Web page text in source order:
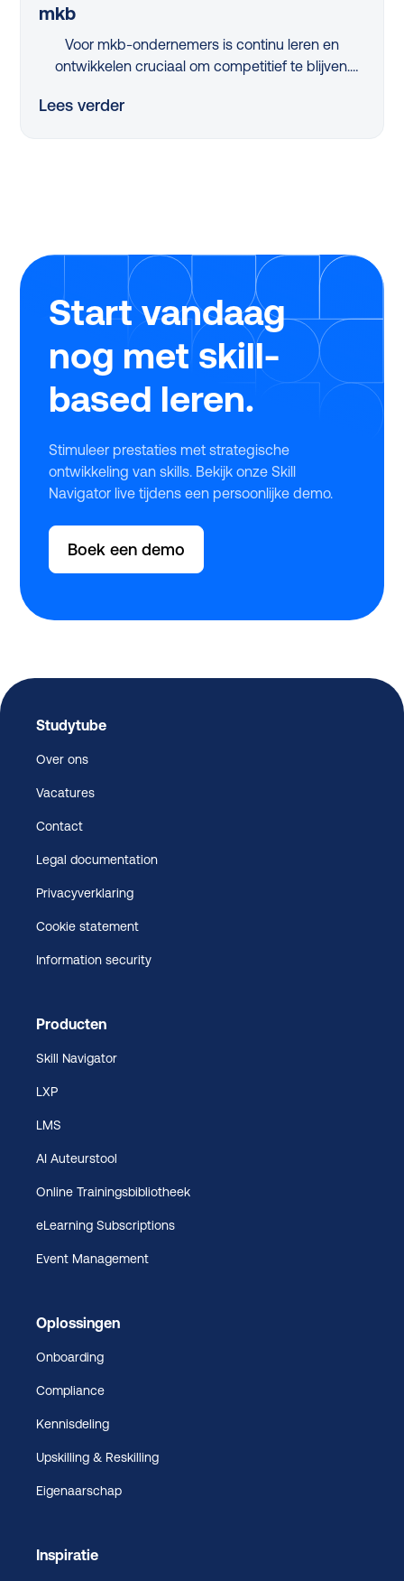
mkb
Voor mkb-ondernemers is continu leren en
ontwikkelen cruciaal om competitief te blijven.
flinke uitdaging. Dus, hoe pak je dit slim aan?
stress, snel en eenvoudig gebruikmaakt van deze
regeling.
Lees verder
Start vandaag
nog met skill-
based leren.
Stimuleer prestaties met strategische
ontwikkeling van skills. Bekijk onze Skill
Navigator live tijdens een persoonlijke demo.
Boek een demo
Studytube
Over ons
Vacatures
Contact
Legal documentation
Privacyverklaring
Cookie statement
Information security
Producten
Skill Navigator
LXP
LMS
AI Auteurstool
Online Trainingsbibliotheek
eLearning Subscriptions
Event Management
Oplossingen
Onboarding
Compliance
Kennisdeling
Upskilling & Reskilling
Eigenaarschap
Inspiratie